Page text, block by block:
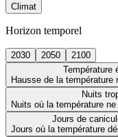
Climat
Horizon temporel
2030 2050
2100
Température
Hausse de la température
Nuits
Nuits où la température
Jours de
Jours où la température